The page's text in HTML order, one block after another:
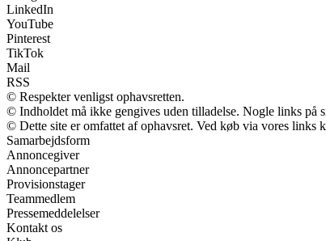
LinkedIn
YouTube
Pinterest
TikTok
Mail
RSS
© Respekter venligst ophavsretten.
© Indholdet må ikke gengives uden tilladelse. Nogle links på
© Dette site er omfattet af ophavsret. Ved køb via vores links
Samarbejdsform
Annoncegiver
Annoncepartner
Provisionstager
Teammedlem
Pressemeddelelser
Kontakt os